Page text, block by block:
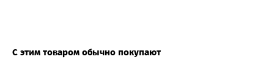
С этим товаром обычно покупают